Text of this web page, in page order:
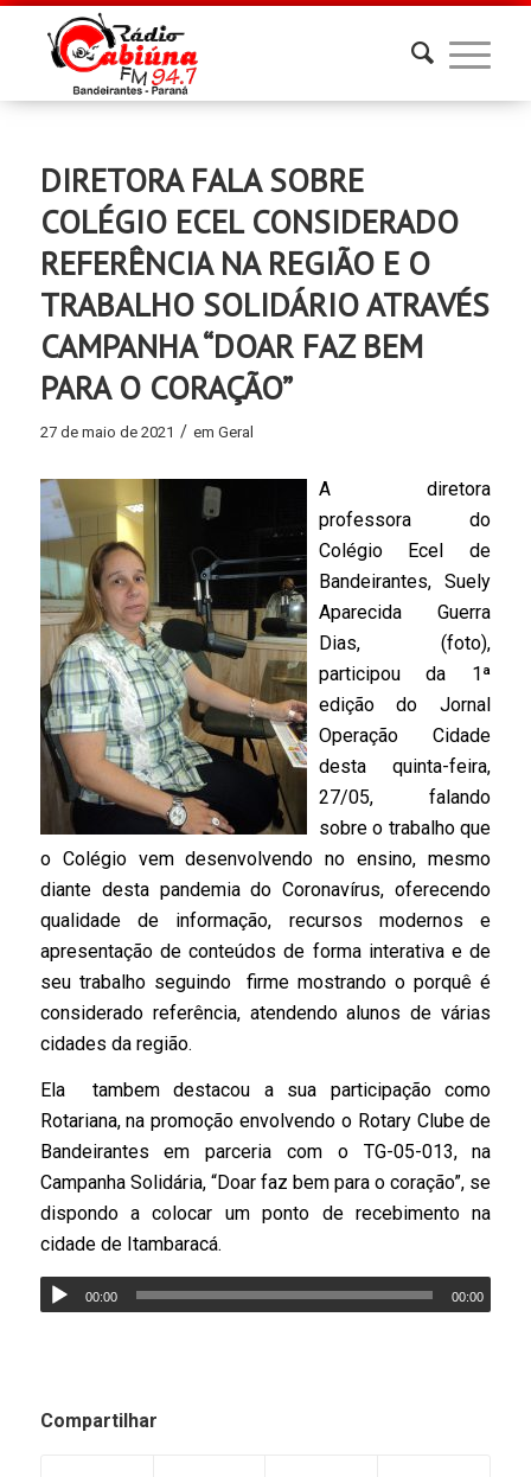
DIRETORA FALA SOBRE
COLÉGIO ECEL CONSIDERADO
REFERÊNCIA NA REGIÃO E O
TRABALHO SOLIDÁRIO ATRAVÉS
CAMPANHA “DOAR FAZ BEM
PARA O CORAÇÃO”
27 de maio de 2021 / em Geral
A diretora
professora do
Colégio Ecel de
Bandeirantes, Suely
Aparecida Guerra
Dias, (foto),
participou da 1ª
edição do Jornal
Operação Cidade
desta quinta-feira,
27/05, falando
sobre o trabalho que
o Colégio vem desenvolvendo no ensino, mesmo
diante desta pandemia do Coronavírus, oferecendo
qualidade de informação, recursos modernos e
apresentação de conteúdos de forma interativa e de
seu trabalho seguindo firme mostrando o porquê é
considerado referência, atendendo alunos de várias
cidades da região.
Ela tambem destacou a sua participação como
Rotariana, na promoção envolvendo o Rotary Clube de
Bandeirantes em parceria com o TG-05-013, na
Campanha Solidária, “Doar faz bem para o coração”, se
dispondo a colocar um ponto de recebimento na
cidade de Itambaracá.
00:00 00:00
Compartilhar